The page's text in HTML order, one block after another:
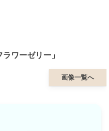
ワーゼリー」
画像一覧へ